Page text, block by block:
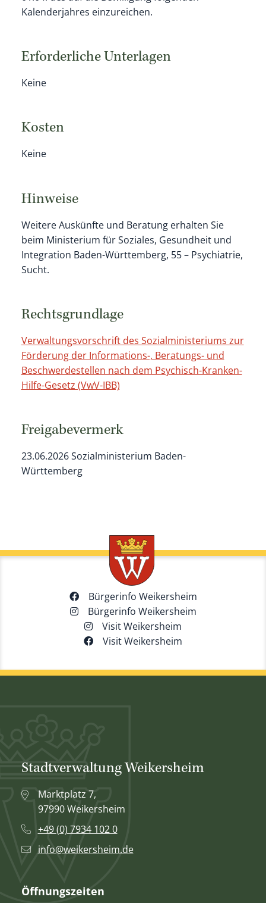
Kalenderjahres einzureichen.
Erforderliche Unterlagen
Keine
Kosten
Keine
Hinweise
Weitere Auskünfte und Beratung erhalten Sie
beim Ministerium für Soziales, Gesundheit und
Integration Baden-Württemberg, 55 – Psychiatrie,
Sucht.
Rechtsgrundlage
Verwaltungsvorschrift des Sozialministeriums zur
Förderung der Informations-, Beratungs- und
Beschwerdestellen nach dem Psychisch-Kranken-
Hilfe-Gesetz (VwV-IBB)
Freigabevermerk
23.06.2026 Sozialministerium Baden-
Württemberg
Bürgerinfo Weikersheim
Bürgerinfo Weikersheim
Visit Weikersheim
Visit Weikersheim
Stadtverwaltung Weikersheim
Marktplatz 7,
97990 Weikersheim
+49 (0) 7934 102 0
info@weikersheim.de
Öffnungszeiten